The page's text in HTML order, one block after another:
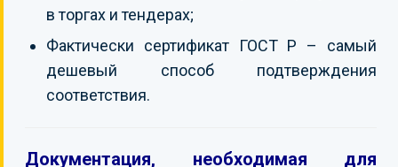
в торгах и тендерах;
Фактически сертификат ГОСТ Р – самый
дешевый способ подтверждения
соответствия.
Документация, необходимая для